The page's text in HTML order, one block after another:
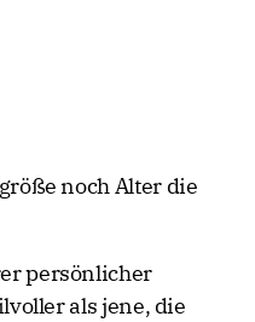
noch Alter die
persönlicher
als jene, die